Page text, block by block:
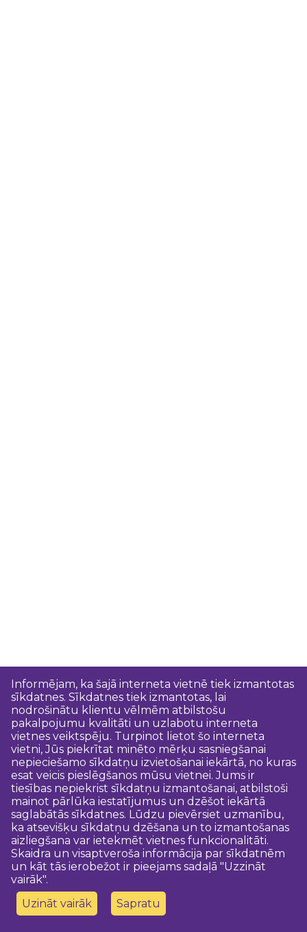
Informējam, ka šajā interneta vietnē tiek izmantotas
sīkdatnes. Sīkdatnes tiek izmantotas, lai
nodrošinātu klientu vēlmēm atbilstošu
pakalpojumu kvalitāti un uzlabotu interneta
vietnes veiktspēju. Turpinot lietot šo interneta
vietni, Jūs piekrītat minēto mērķu sasniegšanai
nepieciešamo sīkdatņu izvietošanai iekārtā, no kuras
esat veicis pieslēgšanos mūsu vietnei. Jums ir
tiesības nepiekrist sīkdatņu izmantošanai, atbilstoši
mainot pārlūka iestatījumus un dzēšot iekārtā
saglabātās sīkdatnes. Lūdzu pievērsiet uzmanību,
ka atsevišķu sīkdatņu dzēšana un to izmantošanas
aizliegšana var ietekmēt vietnes funkcionalitāti.
Skaidra un visaptveroša informācija par sīkdatnēm
un kāt tās ierobežot ir pieejams sadaļā "Uzzināt
vairāk".
Uzināt vairāk
Sapratu